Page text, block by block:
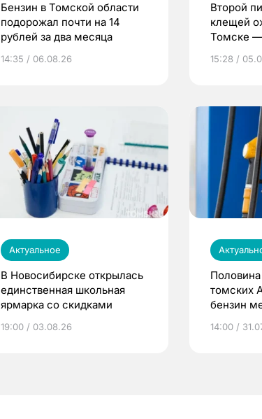
Бензин в Томской области
подорожал почти на 14
рублей за два месяца
14:35 / 06.08.26
Второй
клещей
Томске —
15:28 /
Актуальное
В Новосибирске открылась
единственная школьная
ярмарка со скидками
19:00 / 03.08.26
томских
бензин
14:00 /